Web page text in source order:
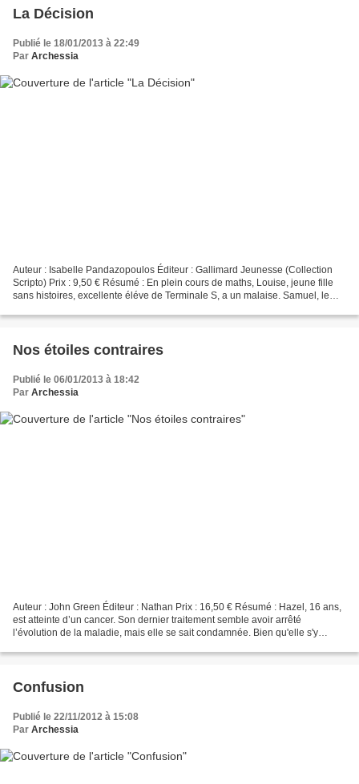
La Décision
Publié le 18/01/2013 à 22:49
Par Archessia
Auteur : Isabelle Pandazopoulos Éditeur : Gallimard Jeunesse (Collection
Scripto) Prix : 9,50 € Résumé : En plein cours de maths, Louise, jeune fille
sans histoires, excellente éléve de Terminale S, a un malaise. Samuel, le
Nos étoiles contraires
Publié le 06/01/2013 à 18:42
Par Archessia
Auteur : John Green Éditeur : Nathan Prix : 16,50 € Résumé : Hazel, 16 ans,
est atteinte d’un cancer. Son dernier traitement semble avoir arrêté
l’évolution de la maladie, mais elle se sait condamnée. Bien qu'elle s'y
Confusion
Publié le 22/11/2012 à 15:08
Par Archessia